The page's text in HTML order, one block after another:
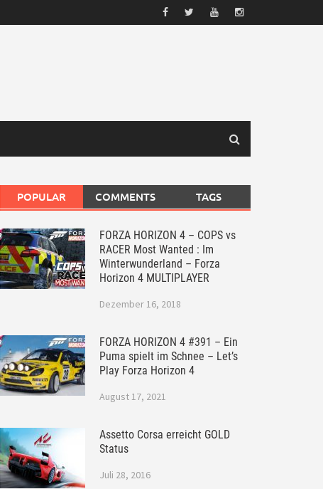
POPULAR COMMENTS TAGS
FORZA HORIZON 4 – COPS vs
RACER Most Wanted : Im
Winterwunderland – Forza
Horizon 4 MULTIPLAYER
Dezember 16, 2018
FORZA HORIZON 4 #391 – Ein
Puma spielt im Schnee – Let’s
Play Forza Horizon 4
August 17, 2021
Assetto Corsa erreicht GOLD
Status
Juli 28, 2016